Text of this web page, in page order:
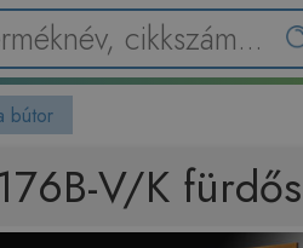
bútor
V/K